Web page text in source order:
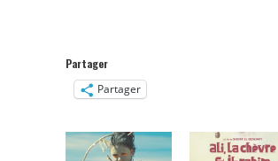
Partager
Partager